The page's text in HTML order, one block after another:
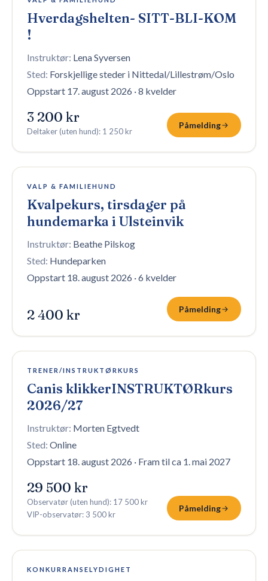
Hverdagshelten- SITT-BLI-KOM
!
Instruktør: Lena Syversen
Sted: Forskjellige steder i Nittedal/Lillestrøm/Oslo
Oppstart 17. august 2026 ·8 kvelder
3 200 kr
Deltaker (uten hund): 1 250 kr
Påmelding
4 plasser igjen
VALP & FAMILIEHUND
Kvalpekurs, tirsdager på
hundemarka i Ulsteinvik
Instruktør: Beathe Pilskog
Sted: Hundeparken
Oppstart 18. august 2026 ·6 kvelder
2 400 kr Påmelding
3 plasser igjen
TRENER/INSTRUKTØRKURS
Canis klikkerINSTRUKTØRkurs
2026/27
Instruktør: Morten Egtvedt
Sted: Online
Oppstart 18. august 2026 · Fram til ca 1. mai 2027
29 500 kr
Observatør (uten hund): 17 500 kr
VIP-observatør: 3 500 kr
Påmelding
4 plasser igjen
KONKURRANSELYDIGHET